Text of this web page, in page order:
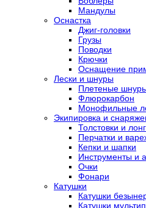
Мандулы
Оснастка
Джиг-головки
Грузы
Поводки
Крючки
Оснащение
Лески и шнуры
Плетеные
Флюрокарбон
Монофильные
Экипировка и
Толстовки и
Перчатки и
Кепки и шапки
Инструменты и
Очки
Фонари
Катушки
Катушки
Катушки